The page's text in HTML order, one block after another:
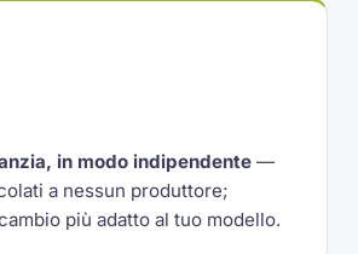
in modo indipendente —
a nessun produttore;
più adatto al tuo modello.